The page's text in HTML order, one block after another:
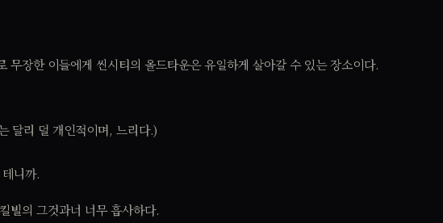
무장한 이들에게 씬시티의 올드타운은 유일하게 살아갈 수 있는 장소이다.
달리 덜 개인적이며, 느리다.)
니까.
빌의 그것과너 너무 흡사하다.